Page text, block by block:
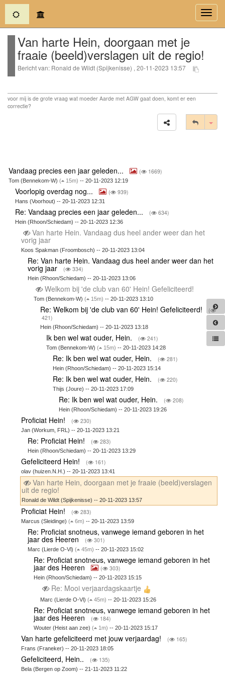
(current)
Van harte Hein, doorgaan met je
fraaie (beeld)verslagen uit de regio!
Bericht van: Ronald de Wildt (Spijkenisse) , 20-11-2023 13:57
voor mij is de grote vraag wat moeder Aarde met AGW gaat doen, komt er een
correctie?
Vandaag precies een jaar geleden... ( 1669)
Tom (Bennekom-W) ( 15m) -- 20-11-2023 12:19
Voorlopig overdag nog... ( 939)
Hans (Voorhout) -- 20-11-2023 12:31
Re: Vandaag precies een jaar geleden... ( 634)
Hein (Rhoon/Schiedam) -- 20-11-2023 12:36
Van harte Hein. Vandaag dus heel ander weer dan het
vorig jaar
Koos Spakman (Froombosch) -- 20-11-2023 13:04
Re: Van harte Hein. Vandaag dus heel ander weer dan het
vorig jaar ( 334)
Hein (Rhoon/Schiedam) -- 20-11-2023 13:06
Welkom bij 'de club van 60' Hein! Gefeliciteerd!
Tom (Bennekom-W)( 15m) -- 20-11-2023 13:10
Re: Welkom bij 'de club van 60' Hein! Gefeliciteerd!
(
421)
Hein (Rhoon/Schiedam) -- 20-11-2023 13:18
Ik ben wel wat ouder, Hein. ( 241)
Tom (Bennekom-W)( 15m) -- 20-11-2023 14:28
Re: Ik ben wel wat ouder, Hein. ( 281)
Hein (Rhoon/Schiedam) -- 20-11-2023 15:14
Re: Ik ben wel wat ouder, Hein. ( 220)
Thijs (Joure) -- 20-11-2023 17:09
Re: Ik ben wel wat ouder, Hein. ( 208)
Hein (Rhoon/Schiedam) -- 20-11-2023 19:26
Proficiat Hein! ( 230)
Jan (Workum, FRL) -- 20-11-2023 13:21
Re: Proficiat Hein! ( 283)
Hein (Rhoon/Schiedam) -- 20-11-2023 13:29
Gefeliciteerd Hein! ( 161)
olav (huizen.N.H.) -- 20-11-2023 13:41
Van harte Hein, doorgaan met je fraaie (beeld)verslagen
uit de regio!
Ronald de Wildt (Spijkenisse) -- 20-11-2023 13:57
Proficiat Hein! ( 283)
Marcus (Sleidinge)( 6m) -- 20-11-2023 13:59
Re: Proficiat snotneus, vanwege iemand geboren in het
jaar des Heeren ( 301)
Marc (Lierde O-Vl) ( 45m) -- 20-11-2023 15:02
Re: Proficiat snotneus, vanwege iemand geboren in het
jaar des Heeren ( 303)
Hein (Rhoon/Schiedam) -- 20-11-2023 15:15
Re: Mooi verjaardagskaartje
Marc (Lierde O-Vl) ( 45m) -- 20-11-2023 15:26
Re: Proficiat snotneus, vanwege iemand geboren in het
jaar des Heeren ( 184)
Wouter (Heist aan zee)( 1m) -- 20-11-2023 15:17
Van harte gefeliciteerd met jouw verjaardag! ( 165)
Frans (Franeker) -- 20-11-2023 18:05
Gefeliciteerd, Hein.. ( 135)
Bela (Bergen op Zoom) -- 21-11-2023 11:22